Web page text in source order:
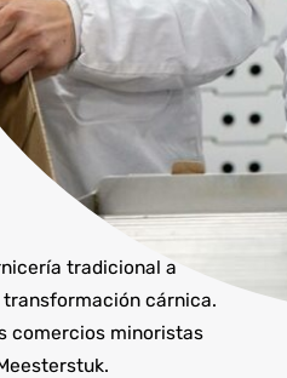
tradicional a
cárnica.
comercios minoristas